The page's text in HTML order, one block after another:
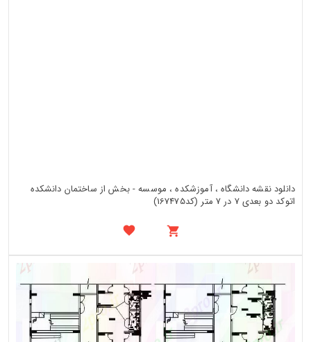
دانلود نقشه دانشگاه ، آموزشکده ، موسسه - بخش از ساختمان دانشکده
اتوکد دو بعدی 7 در 7 متر (کد167475)